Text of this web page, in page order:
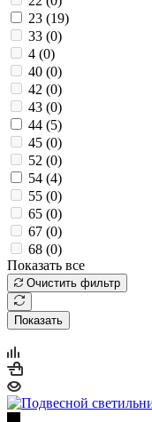
23 (19)
33 (0)
4 (0)
40 (0)
42 (0)
43 (0)
44 (5)
45 (0)
52 (0)
54 (4)
55 (0)
65 (0)
67 (0)
68 (0)
Показать все
Очистить фильтр
Показать